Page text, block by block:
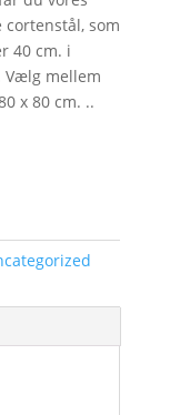
som
40 cm. i
Vælg mellem
x 80 cm. ..